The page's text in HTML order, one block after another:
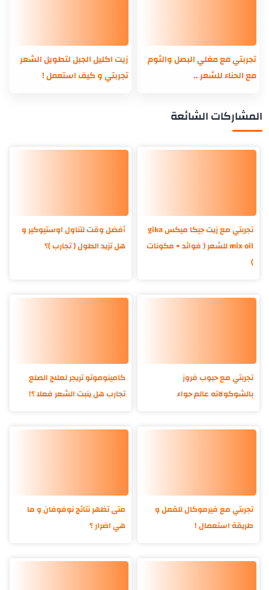
تجربتي مع مغلي البصل والثوم
مع الحناء للشعر ..
زيت اكليل الجبل لتطويل الشعر
تجربتي و كيف استعمل !
المشاركات الشائعة
تجربتي مع زيت جيكا ميكس gika
mix oil للشعر ( فوائد + مكونات
أفضل وقت لتناول اوستيوكير و
هل تزيد الطول ( تجارب )؟
تجربتي مع حبوب فروز
بالشوكولاته عالم حواء
كامينوموتو تريجر لعلاج الصلع
تجارب هل ينبت الشعر فعلا ؟!
تجربتي مع فيرموكال للقمل و
طريقة استعمال !
متى تظهر نتائج نوفوفان و ما
هي اضرار ؟